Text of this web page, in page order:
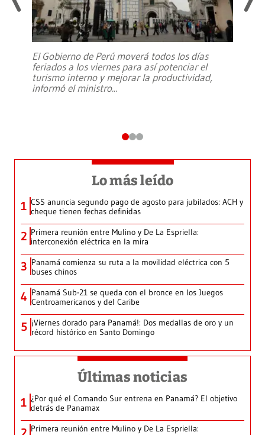
El Gobierno de Perú moverá todos los días
feriados a los viernes para así potenciar el
turismo interno y mejorar la productividad,
informó el ministro...
Lo más leído
1 CSS anuncia segundo pago de agosto para jubilados: ACH y
cheque tienen fechas definidas
2 Primera reunión entre Mulino y De La Espriella:
interconexión eléctrica en la mira
3 Panamá comienza su ruta a la movilidad eléctrica con 5
buses chinos
4 Panamá Sub-21 se queda con el bronce en los Juegos
Centroamericanos y del Caribe
5 ¡Viernes dorado para Panamá!: Dos medallas de oro y un
récord histórico en Santo Domingo
Últimas noticias
1 ¿Por qué el Comando Sur entrena en Panamá? El objetivo
detrás de Panamax
Primera reunión entre Mulino y De La Espriella: